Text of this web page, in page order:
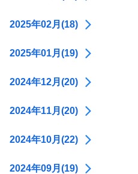
2025年02月(18)
2025年01月(19)
2024年12月(20)
2024年11月(20)
2024年10月(22)
2024年09月(19)